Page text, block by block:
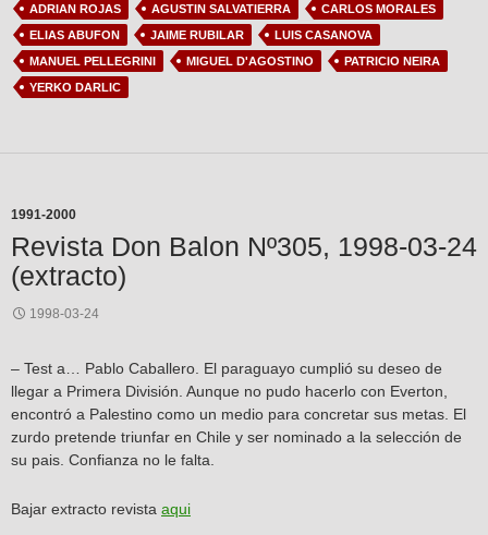
ADRIAN ROJAS AGUSTIN SALVATIERRA
CARLOS MORALES
ELIAS ABUFON
JAIME RUBILAR
LUIS CASANOVA
MANUEL PELLEGRINI
MIGUEL D'AGOSTINO
PATRICIO NEIRA
YERKO DARLIC
1991-2000
Revista Don Balon Nº305, 1998-03-24
(extracto)
1998-03-24
– Test a… Pablo Caballero. El paraguayo cumplió su deseo de
llegar a Primera División. Aunque no pudo hacerlo con Everton,
encontró a Palestino como un medio para concretar sus metas. El
zurdo pretende triunfar en Chile y ser nominado a la selección de
su pais. Confianza no le falta.
Bajar extracto revista aqui